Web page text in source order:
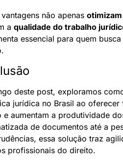
vantagens não apenas
a qualidade do trabalho
essencial para quem
deste post, exploramos
jurídica no Brasil ao oferecer
e aumentam a produtividade
de documentos até a
essa solução traz
profissionais do direito.